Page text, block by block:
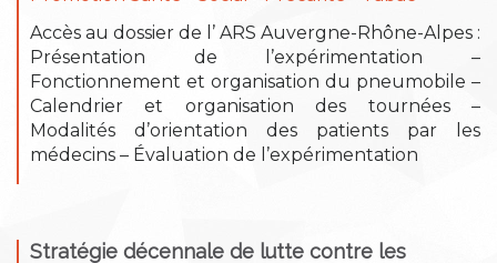
Accès au dossier de l’ ARS Auvergne-Rhône-Alpes :
Présentation de l’expérimentation –
Fonctionnement et organisation du pneumobile –
Calendrier et organisation des tournées –
Modalités d’orientation des patients par les
médecins – Évaluation de l’expérimentation
Stratégie décennale de lutte contre les